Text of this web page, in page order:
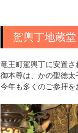
駕輿丁地蔵
竜王町駕輿丁に安置さ
御本尊は、かの聖徳太
今年も多くのご参拝を